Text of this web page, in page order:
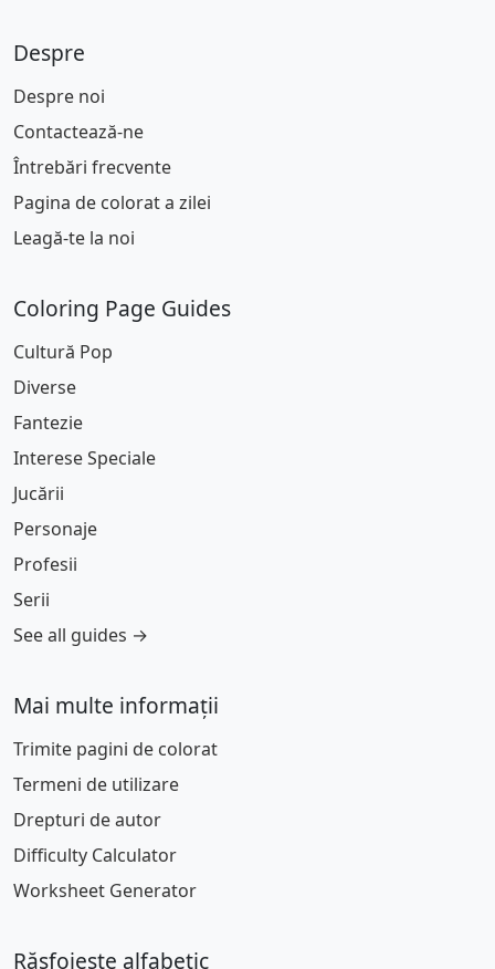
Despre
Despre noi
Contactează-ne
Întrebări frecvente
Pagina de colorat a zilei
Leagă-te la noi
Coloring Page Guides
Cultură Pop
Diverse
Fantezie
Interese Speciale
Jucării
Personaje
Profesii
Serii
See all guides →
Mai multe informații
Trimite pagini de colorat
Termeni de utilizare
Drepturi de autor
Difficulty Calculator
Worksheet Generator
Răsfoiește alfabetic